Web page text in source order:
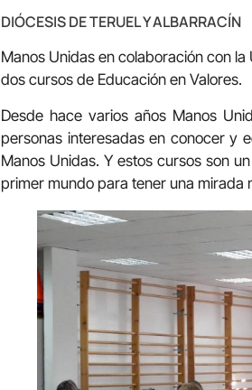
DIÓCESIS DE TERUEL Y ALBARRACÍN
Manos Unidas en colaboración con
dos cursos de Educación en Valores.
Desde hace varios años Manos
personas interesadas en conocer y
Manos Unidas. Y estos cursos son
primer mundo para tener una mirada